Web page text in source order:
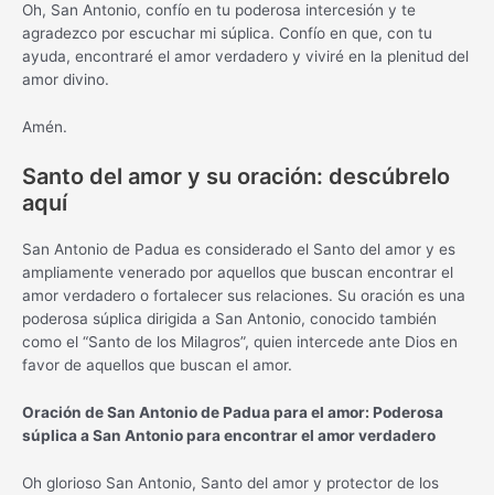
Oh, San Antonio, confío en tu poderosa intercesión y te
agradezco por escuchar mi súplica. Confío en que, con tu
ayuda, encontraré el amor verdadero y viviré en la plenitud del
amor divino.
Amén.
Santo del amor y su oración: descúbrelo
aquí
San Antonio de Padua es considerado el Santo del amor y es
ampliamente venerado por aquellos que buscan encontrar el
amor verdadero o fortalecer sus relaciones. Su oración es una
poderosa súplica dirigida a San Antonio, conocido también
como el “Santo de los Milagros”, quien intercede ante Dios en
favor de aquellos que buscan el amor.
Oración de San Antonio de Padua para el amor: Poderosa
súplica a San Antonio para encontrar el amor verdadero
Oh glorioso San Antonio, Santo del amor y protector de los